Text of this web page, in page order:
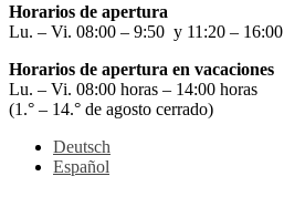
Horarios de apertura
Lu. – Vi. 08:00 – 9:50 y 11:20 – 16:00
Horarios de apertura en vacaciones
Lu. – Vi. 08:00 horas – 14:00 horas
(1.° – 14.° de agosto cerrado)
Deutsch
Español